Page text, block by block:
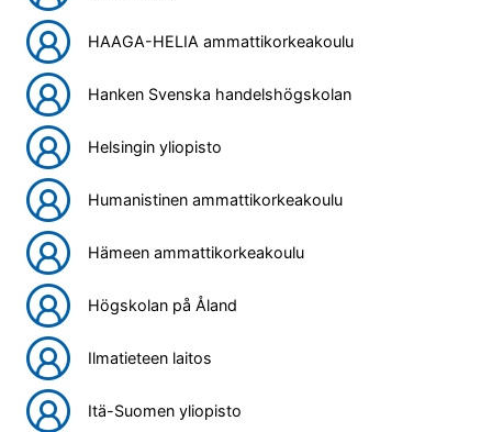
HAAGA-HELIA ammattikorkeakoulu
Hanken Svenska handelshögskolan
Helsingin yliopisto
Humanistinen ammattikorkeakoulu
Hämeen ammattikorkeakoulu
Högskolan på Åland
Ilmatieteen laitos
Itä-Suomen yliopisto